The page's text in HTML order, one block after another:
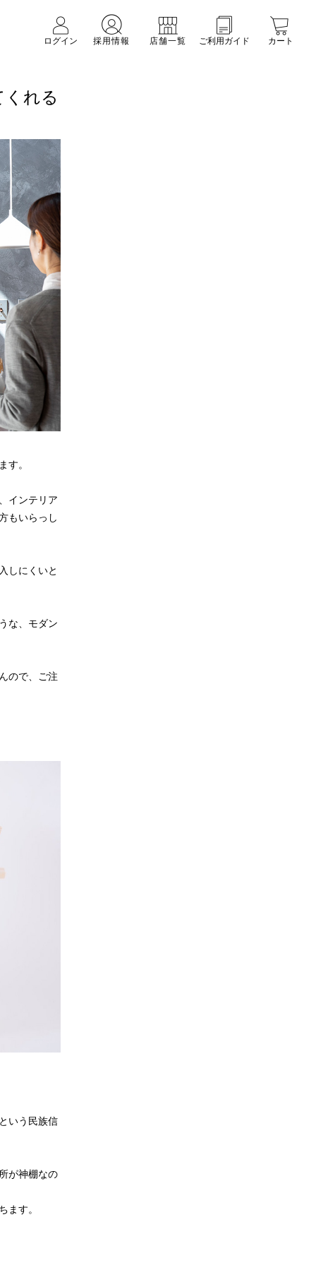
ログイン 採用情報 店舗一覧 ご利用ガイド カート
れる
す。
インテリア
もいらっし
しにくいと
な、モダン
ので、ご注
いう民族信
が神棚なの
ます。